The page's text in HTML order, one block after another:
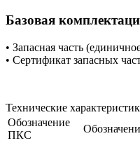
Базовая
• Запасная часть
• Сертификат запасных
Технические
Обозначение
ПКС